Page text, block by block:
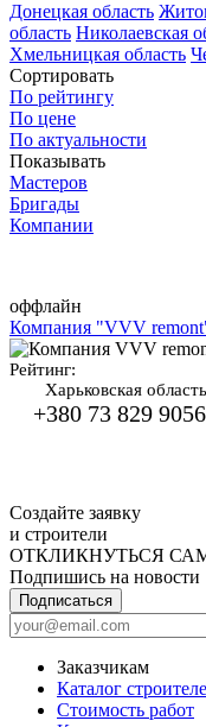
Донецкая область
область Николаевская
Хмельницкая область
Сортировать
По рейтингу
По цене
По актуальности
Показывать
Мастеров
Бригады
Компании
оффлайн
Компания "VVV
Рейтинг:
Харьковская область
+380 73 829 9056
Создайте заявку
и строители
ОТКЛИКНУТЬСЯ
Подпишись на новости
Подписаться
Заказчикам
Каталог
Стоимость работ